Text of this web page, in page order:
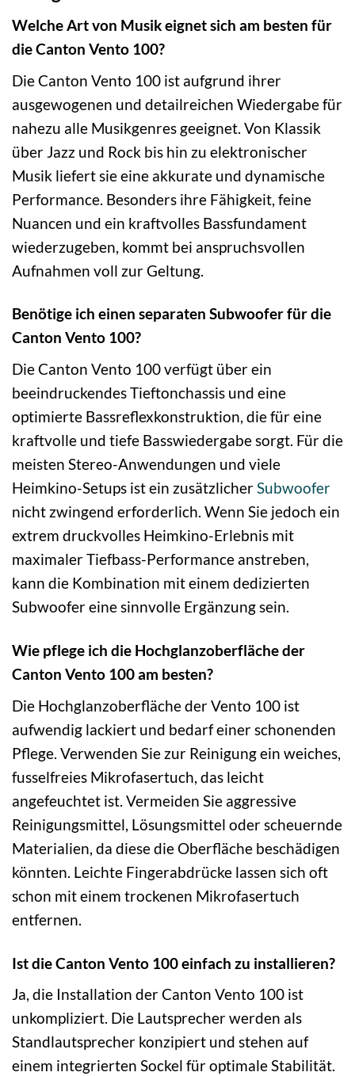
Welche Art von Musik eignet sich am besten für
die Canton Vento 100?
Die Canton Vento 100 ist aufgrund ihrer
ausgewogenen und detailreichen Wiedergabe für
nahezu alle Musikgenres geeignet. Von Klassik
über Jazz und Rock bis hin zu elektronischer
Musik liefert sie eine akkurate und dynamische
Performance. Besonders ihre Fähigkeit, feine
Nuancen und ein kraftvolles Bassfundament
wiederzugeben, kommt bei anspruchsvollen
Aufnahmen voll zur Geltung.
Benötige ich einen separaten Subwoofer für die
Canton Vento 100?
Die Canton Vento 100 verfügt über ein
beeindruckendes Tieftonchassis und eine
optimierte Bassreflexkonstruktion, die für eine
kraftvolle und tiefe Basswiedergabe sorgt. Für die
meisten Stereo-Anwendungen und viele
Heimkino-Setups ist ein zusätzlicherSubwoofer
nicht zwingend erforderlich. Wenn Sie jedoch ein
extrem druckvolles Heimkino-Erlebnis mit
maximaler Tiefbass-Performance anstreben,
kann die Kombination mit einem dedizierten
Subwoofer eine sinnvolle Ergänzung sein.
Wie pflege ich die Hochglanzoberfläche der
Canton Vento 100 am besten?
Die Hochglanzoberfläche der Vento 100 ist
aufwendig lackiert und bedarf einer schonenden
Pflege. Verwenden Sie zur Reinigung ein weiches,
fusselfreies Mikrofasertuch, das leicht
angefeuchtet ist. Vermeiden Sie aggressive
Reinigungsmittel, Lösungsmittel oder scheuernde
Materialien, da diese die Oberfläche beschädigen
könnten. Leichte Fingerabdrücke lassen sich oft
schon mit einem trockenen Mikrofasertuch
entfernen.
Ist die Canton Vento 100 einfach zu installieren?
Ja, die Installation der Canton Vento 100 ist
unkompliziert. Die Lautsprecher werden als
Standlautsprecher konzipiert und stehen auf
einem integrierten Sockel für optimale Stabilität.